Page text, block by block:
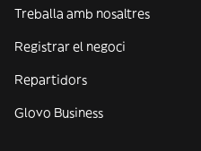
Treballa amb nosaltres
Registrar el negoci
Repartidors
Glovo Business